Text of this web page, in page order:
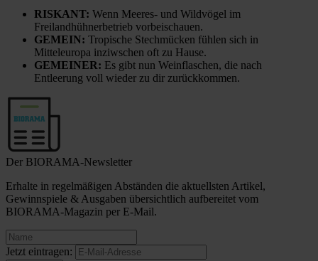
RISKANT: Wenn Meeres- und Wildvögel im
Freilandhühnerbetrieb vorbeischauen.
GEMEIN: Tropische Stechmücken fühlen sich in
Mitteleuropa inziwschen oft zu Hause.
GEMEINER: Es gibt nun Weinflaschen, die nach
Entleerung voll wieder zu dir zurückkommen.
Der BIORAMA-Newsletter
Erhalte in regelmäßigen Abständen die aktuellsten Artikel,
Gewinnspiele & Ausgaben übersichtlich aufbereitet vom
BIORAMA-Magazin per E-Mail.
Jetzt eintragen: